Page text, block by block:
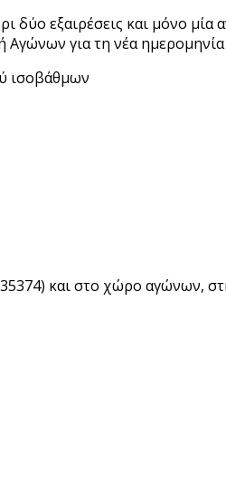
δύο εξαιρέσεις και μόνο
Αγώνων για τη νέα
ισοβάθμων
και στο χώρο αγώνων,